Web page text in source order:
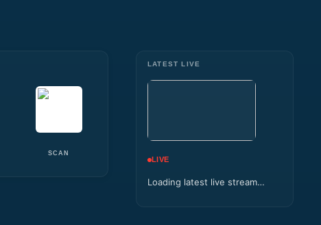
SCAN
LATEST LIVE
LIVE
Loading latest live stream…